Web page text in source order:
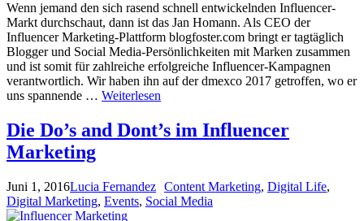
Wenn jemand den sich rasend schnell entwickelnden Influencer-
Markt durchschaut, dann ist das Jan Homann. Als CEO der
Influencer Marketing-Plattform blogfoster.com bringt er tagtäglich
Blogger und Social Media-Persönlichkeiten mit Marken zusammen
und ist somit für zahlreiche erfolgreiche Influencer-Kampagnen
verantwortlich. Wir haben ihn auf der dmexco 2017 getroffen, wo er
uns spannende … Weiterlesen
Die Do’s and Dont’s im Influencer
Marketing
Juni 1, 2016Lucia Fernandez Content Marketing, Digital Life,
Digital Marketing, Events, Social Media